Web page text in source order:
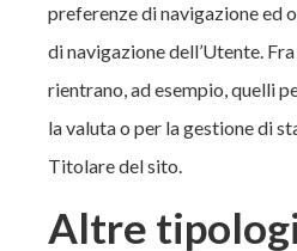
preferenze di navigazione ed
di navigazione dell’Utente.
rientrano, ad esempio, quelli
la valuta o per la gestione di
Titolare del sito.
Altre